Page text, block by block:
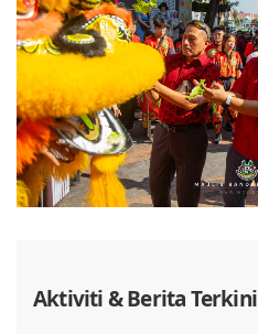
Aktiviti & Berita Terkini